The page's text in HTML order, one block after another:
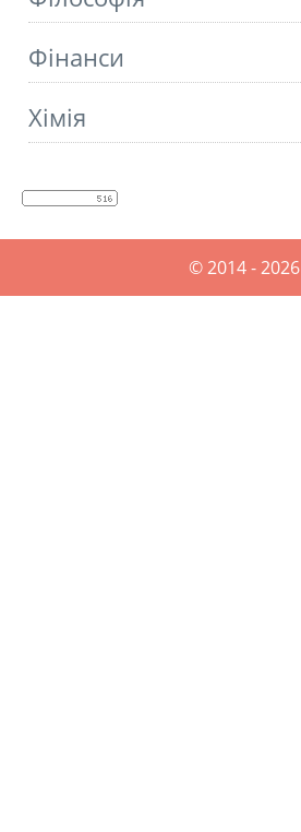
Фінанси
Хімія
© 2014 - 2026